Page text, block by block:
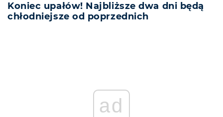
Koniec upałów! Najbliższe dwa dni będą
chłodniejsze od poprzednich
ad